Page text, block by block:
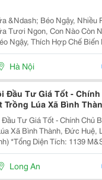
&Ndash; Béo Ngậy, Nhiều
Tươi Ngon, Con Nào Còn
Ngậy, Thích Hợp Chế
Quán Ăn Và Nhà Hàng. Hàu Sữa Loại
**60K/Kg** Hàu Đại Dương:
Hà Nội
Đầu Tư Giá Tốt -
Trồng Lúa Xã Bình
Tư Giá Tốt - Chính Chủ
Xã Bình Thành, Đức Huệ,
*Tổng Diện Tích: 1139
(Có Thương Lượng). **Ưu
Thuận Tiện Sản Xuất Nông
Long An